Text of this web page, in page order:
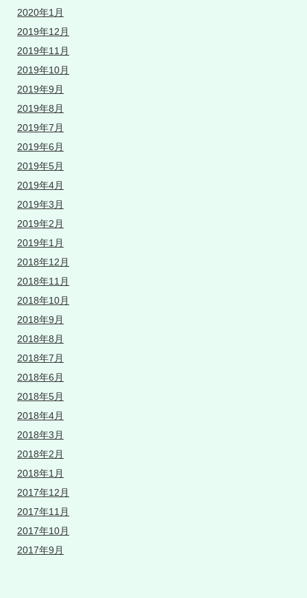
2020年1月
2019年12月
2019年11月
2019年10月
2019年9月
2019年8月
2019年7月
2019年6月
2019年5月
2019年4月
2019年3月
2019年2月
2019年1月
2018年12月
2018年11月
2018年10月
2018年9月
2018年8月
2018年7月
2018年6月
2018年5月
2018年4月
2018年3月
2018年2月
2018年1月
2017年12月
2017年11月
2017年10月
2017年9月